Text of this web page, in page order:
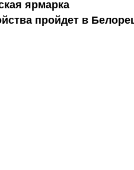
ярмарка
пройдет в